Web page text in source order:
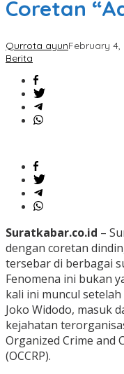
Coretan
Qurrota ayunFebruary 4,
Berita
Suratkabar.co.id –
dengan coretan
tersebar di berbagai
Fenomena ini bukan
kali ini muncul
Joko Widodo, masuk
kejahatan
Organized Crime and
(OCCRP).